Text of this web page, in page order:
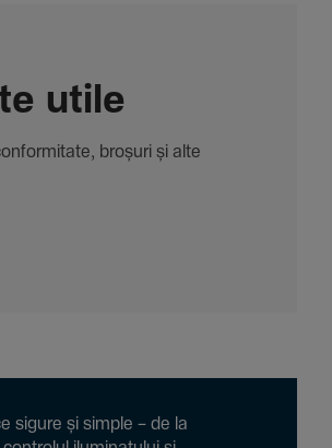
utile
broșuri și alte
sigure și simple – de la